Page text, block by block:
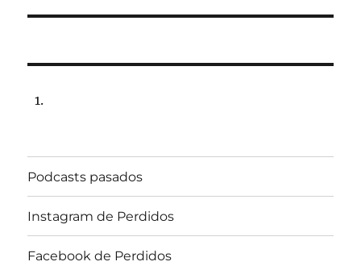
Podcasts pasados
Instagram de Perdidos
Facebook de Perdidos